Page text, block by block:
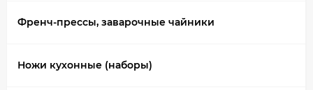
Френч-прессы, заварочные чайники
Ножи кухонные (наборы)